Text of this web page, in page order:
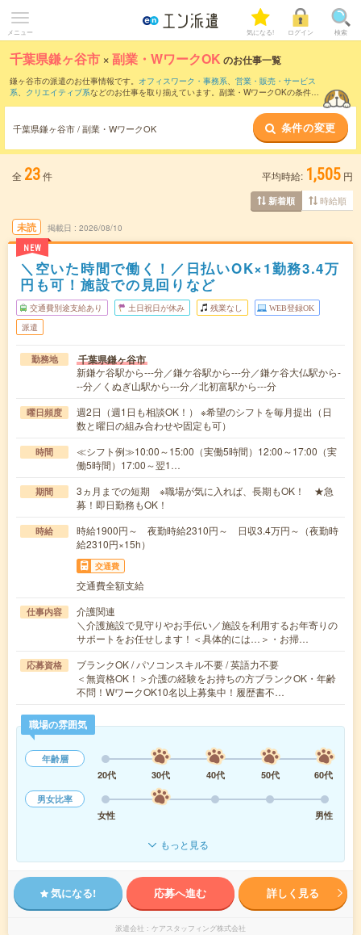
メニュー 気になる! ログイン 検索
千葉県鎌ヶ谷市 ×副業・WワークOK のお仕事一覧
鎌ヶ谷市の派遣のお仕事情報です。 オフィスワーク・事務系、 営業・販売・サービス
系、 クリエイティブ系などのお仕事を取り揃えています。副業・WワークOKの条件の
千葉県鎌ヶ谷市 / 副業・WワークOK 条件の変更
全 23件 平均時給: 1,505 円
新着順 時給順
未読
NEW
掲載日 2026/08/10
＼空いた時間で働く！／日払いOK×1勤務3.4万
円も可！施設での見回りなど
交通費別途支給あり 土日祝日が休み 残業なし WEB登録OK
派遣
勤務地 千葉県鎌ヶ谷市
新鎌ケ谷駅から---分／鎌ケ谷駅から---分／鎌ケ谷大仏駅から-
--分／くぬぎ山駅から---分／北初富駅から---分
曜日頻度
週2日（週1日も相談OK！） ※希望のシフトを毎月提出（日
数と曜日の組み合わせや固定も可）
時間
≪シフト例≫10:00～15:00（実働5時間）12:00～17:00（実
働5時間）17:00～翌1…
期間
3ヵ月までの短期 ※職場が気に入れば、長期もOK！ ★急
募！即日勤務もOK！
時給
時給1900円～ 夜勤時給2310円～ 日収3.4万円～（夜勤時
給2310円×15h）
交通費
交通費全額支給
仕事内容
介護関連
＼介護施設で見守りやお手伝い／施設を利用するお年寄りの
サポートをお任せします！＜具体的には…＞・お掃…
応募資格
ブランクOK / パソコンスキル不要 / 英語力不要
＜無資格OK！＞介護の経験をお持ちの方ブランクOK・年齢
不問！WワークOK10名以上募集中！履歴書不…
職場の雰囲気
年齢層
20代
30代 40代 50代
60代
男女比率
女性
男性
もっと見る
気になる! 応募へ進む 詳しく見る
派遣会社 ケアスタッフィング株式会社